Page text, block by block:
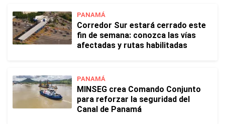
PANAMÁ
Corredor Sur estará cerrado este
fin de semana: conozca las vías
afectadas y rutas habilitadas
PANAMÁ
MINSEG crea Comando Conjunto
para reforzar la seguridad del
Canal de Panamá